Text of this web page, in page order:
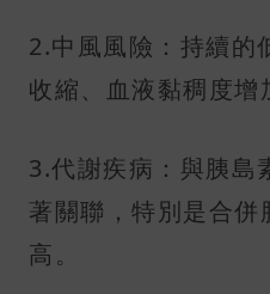
2.中風風險：持續的
收縮、血液黏稠度增
3.代謝疾病：與胰島
著關聯，特別是合併
高。